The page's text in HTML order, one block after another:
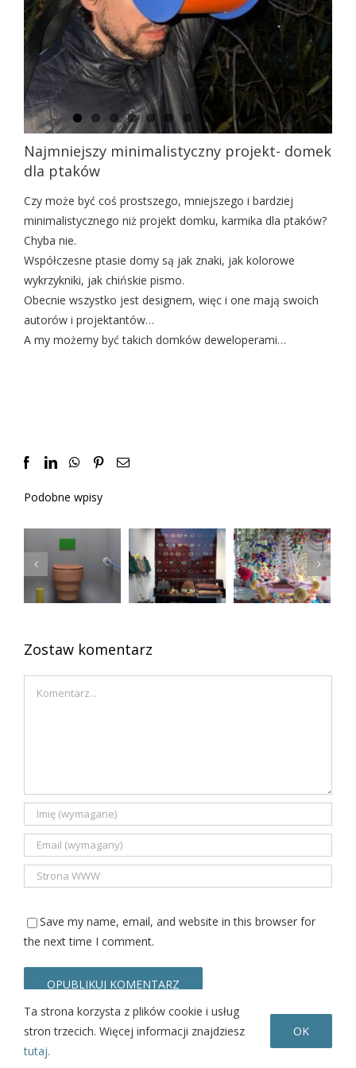
Najmniejszy minimalistyczny projekt- domek
dla ptaków
Czy może być coś prostszego, mniejszego i bardziej
minimalistycznego niż projekt domku, karmika dla ptaków?
Chyba nie.
Współczesne ptasie domy są jak znaki, jak kolorowe
wykrzykniki, jak chińskie pismo.
Obecnie wszystko jest designem, więc i one mają swoich
autorów i projektantów…
A my możemy być takich domków deweloperami…
Facebook
LinkedInWhatsApp
PinterestEmail
Podobne wpisy
Kolorowa
łazienka
Zawsze
młode
przedmioty
vintage
czyli
zaginiona
polska
sztuka
Zostaw komentarz
Save my name, email, and website in this browser for
the next time I comment.
Ta strona korzysta z plików cookie i usług
stron trzecich. Więcej informacji znajdziesz
tutaj.
OK